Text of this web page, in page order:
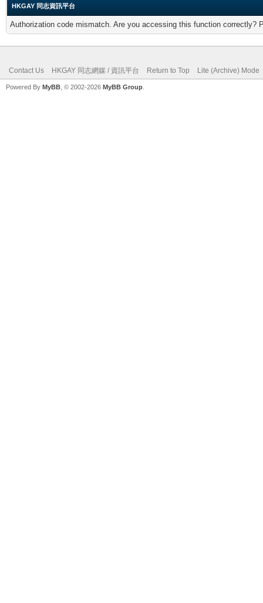
HKGAY 同志資訊平台
Authorization code mismatch. Are you accessing this function correctly?
Contact Us HKGAY 同志網媒 / 資訊平台 Return to Top Lite (Archive) Mode
Powered By MyBB , © 2002-2026 MyBB Group